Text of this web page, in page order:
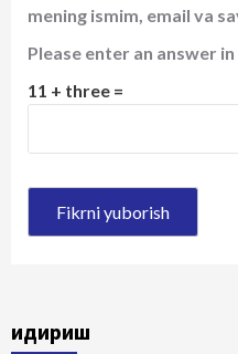
mening ismim, email va
Please enter an answer
11 + three =
Қидириш